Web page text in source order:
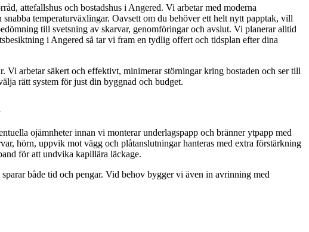
attefallshus och bostadshus i Angered. Vi arbetar med moderna
temperaturväxlingar. Oavsett om du behöver ett helt nytt papptak, vill
till svetsning av skarvar, genomföringar och avslut. Vi planerar alltid
i Angered så tar vi fram en tydlig offert och tidsplan efter dina
Vi arbetar säkert och effektivt, minimerar störningar kring bostaden och ser till
rätt system för just din byggnad och budget.
ojämnheter innan vi monterar underlagspapp och bränner ytpapp med
hörn, uppvik mot vägg och plåtanslutningar hanteras med extra förstärkning
för att undvika kapillära läckage.
både tid och pengar. Vid behov bygger vi även in avrinning med